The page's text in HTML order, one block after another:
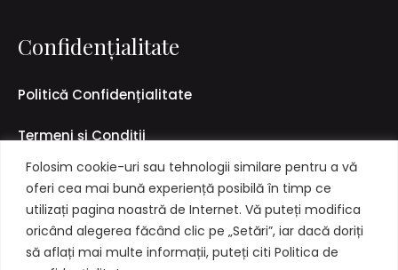
Folosim cookie-uri sau tehnologii similare pentru a vă
oferi cea mai bună experiență posibilă în timp ce
utilizați pagina noastră de Internet. Vă puteți modifica
oricând alegerea făcând clic pe „Setări”, iar dacă doriți
să aflați mai multe informații, puteți citi Politica de
Confidențialitate
Politică Confidențialitate
Termeni și Condiții
Politică Livrare & Retur